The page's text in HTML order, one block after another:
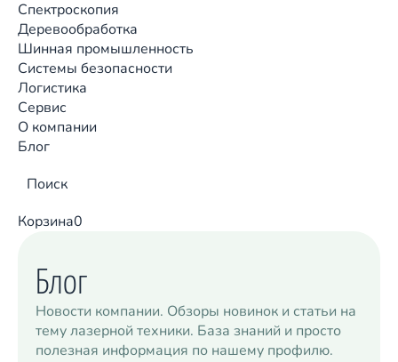
Спектроскопия
Деревообработка
Шинная промышленность
Системы безопасности
Логистика
Сервис
О компании
Блог
Поиск
Корзина0
Блог
Новости компании. Обзоры новинок и статьи на
тему лазерной техники. База знаний и просто
полезная информация по нашему профилю.